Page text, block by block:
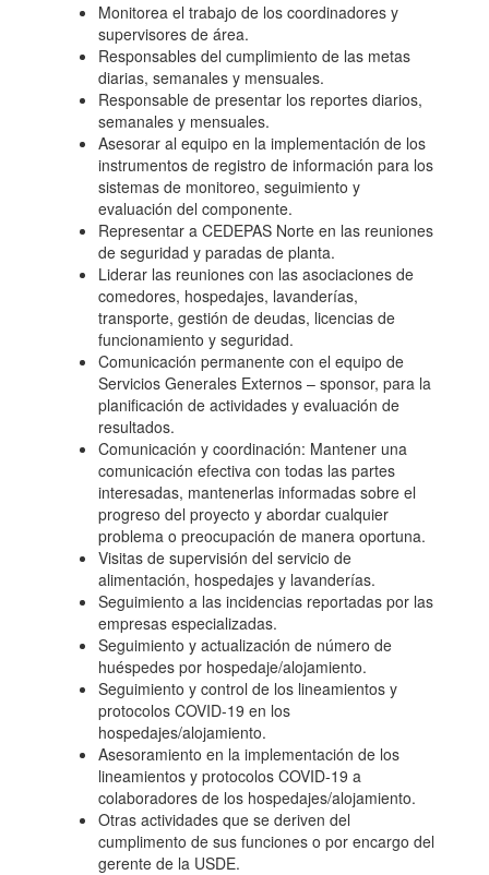
Monitorea el trabajo de los coordinadores y
supervisores de área.
Responsables del cumplimiento de las metas
diarias, semanales y mensuales.
Responsable de presentar los reportes diarios,
semanales y mensuales.
Asesorar al equipo en la implementación de los
instrumentos de registro de información para los
sistemas de monitoreo, seguimiento y
evaluación del componente.
Representar a CEDEPAS Norte en las reuniones
de seguridad y paradas de planta.
Liderar las reuniones con las asociaciones de
comedores, hospedajes, lavanderías,
transporte, gestión de deudas, licencias de
funcionamiento y seguridad.
Comunicación permanente con el equipo de
Servicios Generales Externos – sponsor, para la
planificación de actividades y evaluación de
resultados.
Comunicación y coordinación: Mantener una
comunicación efectiva con todas las partes
interesadas, mantenerlas informadas sobre el
progreso del proyecto y abordar cualquier
problema o preocupación de manera oportuna.
Visitas de supervisión del servicio de
alimentación, hospedajes y lavanderías.
Seguimiento a las incidencias reportadas por las
empresas especializadas.
Seguimiento y actualización de número de
huéspedes por hospedaje/alojamiento.
Seguimiento y control de los lineamientos y
protocolos COVID-19 en los
hospedajes/alojamiento.
Asesoramiento en la implementación de los
lineamientos y protocolos COVID-19 a
colaboradores de los hospedajes/alojamiento.
Otras actividades que se deriven del
cumplimento de sus funciones o por encargo del
gerente de la USDE.